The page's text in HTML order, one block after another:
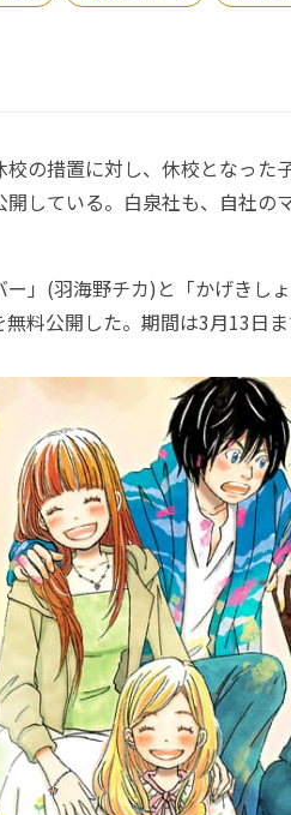
の措置に対し、休校となった
している。白泉社も、自社の
」(羽海野チカ)と「かげきし
料公開した。期間は3月13日